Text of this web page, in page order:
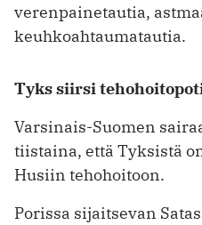
verenpainetautia,
keuhkoahtaumatautia.
Tyks siirsi
Varsinais-Suomen
tiistaina, että Tyksistä
Husiin tehohoitoon.
Porissa sijaitsevan